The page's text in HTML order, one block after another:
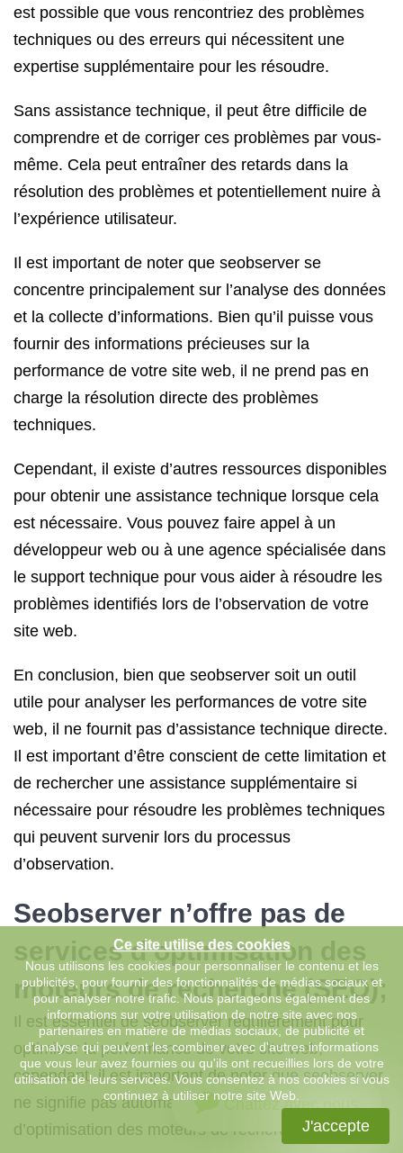
est possible que vous rencontriez des problèmes
techniques ou des erreurs qui nécessitent une
expertise supplémentaire pour les résoudre.
Sans assistance technique, il peut être difficile de
comprendre et de corriger ces problèmes par vous-
même. Cela peut entraîner des retards dans la
résolution des problèmes et potentiellement nuire à
l’expérience utilisateur.
Il est important de noter que seobserver se
concentre principalement sur l’analyse des données
et la collecte d’informations. Bien qu’il puisse vous
fournir des informations précieuses sur la
performance de votre site web, il ne prend pas en
charge la résolution directe des problèmes
techniques.
Cependant, il existe d’autres ressources disponibles
pour obtenir une assistance technique lorsque cela
est nécessaire. Vous pouvez faire appel à un
développeur web ou à une agence spécialisée dans
le support technique pour vous aider à résoudre les
problèmes identifiés lors de l’observation de votre
site web.
En conclusion, bien que seobserver soit un outil
utile pour analyser les performances de votre site
web, il ne fournit pas d’assistance technique directe.
Il est important d’être conscient de cette limitation et
de rechercher une assistance supplémentaire si
nécessaire pour résoudre les problèmes techniques
qui peuvent survenir lors du processus
d’observation.
Seobserver n’offre pas de
services d’optimisation des
moteurs de recherche (SEO);
Il est essentiel de seobserver régulièrement pour
optimiser la performance de votre site web,
cependant, il est important de noter que seobserver
ne signifie pas automatiquement offrir des services
d’optimisation des moteurs de recherche (SEO).
Chattez avec nous
Ce site utilise des cookies
Nous utilisons les cookies pour personnaliser le contenu et les
publicités, pour fournir des fonctionnalités de médias sociaux et
pour analyser notre trafic. Nous partageons également des
informations sur votre utilisation de notre site avec nos
partenaires en matière de médias sociaux, de publicité et
d'analyse qui peuvent les combiner avec d'autres informations
que vous leur avez fournies ou qu'ils ont recueillies lors de votre
utilisation de leurs services. Vous consentez à nos cookies si vous
continuez à utiliser notre site Web.
J'accepte